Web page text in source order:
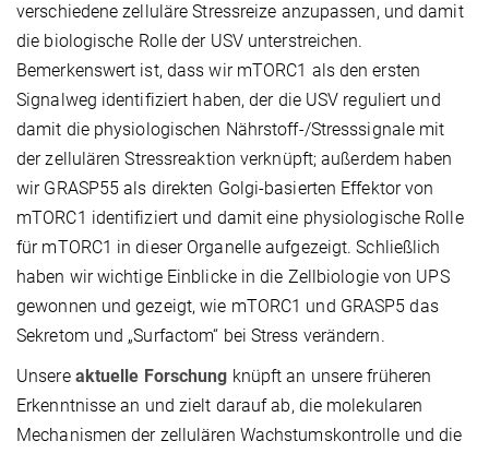
verschiedene zelluläre Stressreize anzupassen, und damit
die biologische Rolle der USV unterstreichen.
Bemerkenswert ist, dass wir mTORC1 als den ersten
Signalweg identifiziert haben, der die USV reguliert und
damit die physiologischen Nährstoff-/Stresssignale mit
der zellulären Stressreaktion verknüpft; außerdem haben
wir GRASP55 als direkten Golgi-basierten Effektor von
mTORC1 identifiziert und damit eine physiologische Rolle
für mTORC1 in dieser Organelle aufgezeigt. Schließlich
haben wir wichtige Einblicke in die Zellbiologie von UPS
gewonnen und gezeigt, wie mTORC1 und GRASP5 das
Sekretom und „Surfactom“ bei Stress verändern.
Unsere aktuelle Forschung knüpft an unsere früheren
Erkenntnisse an und zielt darauf ab, die molekularen
Mechanismen der zellulären Wachstumskontrolle und die